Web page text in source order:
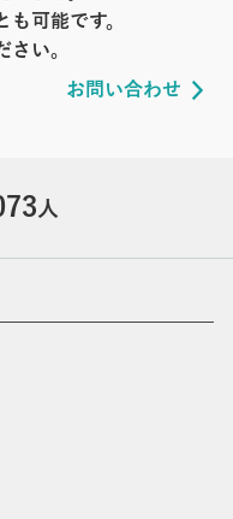
可能です。
い。
お問い合わせ
人